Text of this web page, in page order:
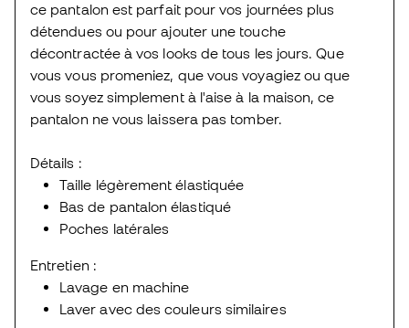
ce pantalon est parfait pour vos journées plus
détendues ou pour ajouter une touche
décontractée à vos looks de tous les jours. Que
vous vous promeniez, que vous voyagiez ou que
vous soyez simplement à l'aise à la maison, ce
pantalon ne vous laissera pas tomber.
Détails :
Taille légèrement élastiquée
Bas de pantalon élastiqué
Poches latérales
Entretien :
Lavage en machine
Laver avec des couleurs similaires